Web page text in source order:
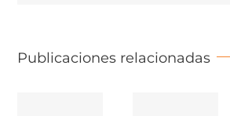
Publicaciones relacionadas